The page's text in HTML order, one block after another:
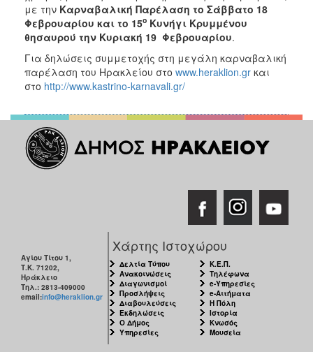
με την Καρναβαλική Παρέλαση το Σάββατο 18
Φεβρουαρίου και το 15ο Κυνήγι Κρυμμένου
θησαυρού την Κυριακή 19 Φεβρουαρίου.
Για δηλώσεις συμμετοχής στη μεγάλη καρναβαλική
παρέλαση του Ηρακλείου στο www.heraklion.gr και
στο http://www.kastrino-karnavali.gr/
Αγίου Τίτου 1,
Τ.Κ. 71202,
Ηράκλειο
Τηλ.: 2813-409000
email:info@heraklion.gr
Χάρτης Ιστοχώρου
Δελτία Τύπου
Ανακοινώσεις
Διαγωνισμοί
Προσλήψεις
Διαβουλεύσεις
Εκδηλώσεις
Ο Δήμος
Υπηρεσίες
Κ.Ε.Π.
Τηλέφωνα
e-Υπηρεσίες
e-Αιτήματα
Η Πόλη
Ιστορία
Κνωσός
Μουσεία